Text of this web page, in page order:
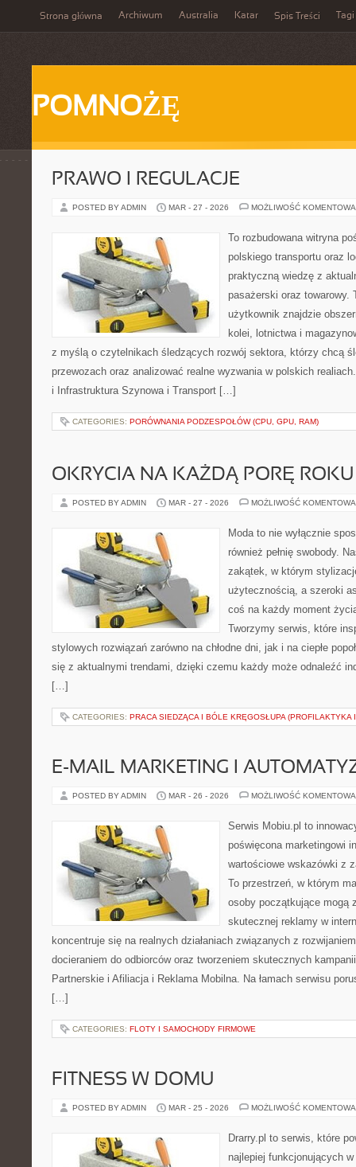
Strona główna Archiwum Australia Katar Spis Treści Tagi
POMNOŻĘ
PRAWO I REGULACJE
POSTED BY ADMIN MAR - 27 - 2026 MOŻLIWOŚĆ
To rozbudowana witryna
polskiego transportu oraz
praktyczną wiedzę z
pasażerski oraz towarowy.
użytkownik znajdzie
kolei, lotnictwa i
z myślą o czytelnikach śledzących rozwój sektora, którzy chcą
przewozach oraz analizować realne wyzwania w polskich
i Infrastruktura Szynowa i Transport […]
CATEGORIES: PORÓWNANIA PODZESPOŁÓW (CPU, GPU, RAM)
OKRYCIA NA KAŻDĄ PORĘ ROKU
POSTED BY ADMIN MAR - 27 - 2026 MOŻLIWOŚĆ
Moda to nie wyłącznie
również pełnię swobody.
zakątek, w którym
użytecznością, a szeroki
coś na każdy moment
Tworzymy serwis, które
stylowych rozwiązań zarówno na chłodne dni, jak i na ciepłe
się z aktualnymi trendami, dzięki czemu każdy może odnaleźć
[…]
CATEGORIES: PRACA SIEDZĄCA I BÓLE KRĘGOSŁUPA (PROFILAKTYKA
E-MAIL MARKETING I
POSTED BY ADMIN MAR - 26 - 2026 MOŻLIWOŚĆ
Serwis Mobiu.pl to
poświęcona marketingowi
wartościowe wskazówki z
To przestrzeń, w którym
osoby początkujące mogą
skutecznej reklamy w
koncentruje się na realnych działaniach związanych z
docieraniem do odbiorców oraz tworzeniem skutecznych
Partnerskie i Afiliacja i Reklama Mobilna. Na łamach serwisu
[…]
CATEGORIES: FLOTY I SAMOCHODY FIRMOWE
FITNESS W DOMU
POSTED BY ADMIN MAR - 25 - 2026 MOŻLIWOŚĆ
Drarry.pl to serwis, które
najlepiej funkcjonujących